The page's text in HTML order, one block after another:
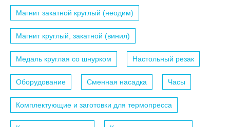
Магнит закатной круглый (неодим)
Магнит круглый, закатной (винил)
Медаль круглая со шнурком Настольный резак
Оборудование Сменная насадка Часы
Комплектующие и заготовки для термопресса